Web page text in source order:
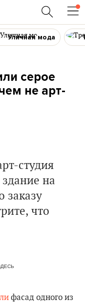
Уличная мода
серое
не арт-
студия
на
заказу
что
фасад одного из